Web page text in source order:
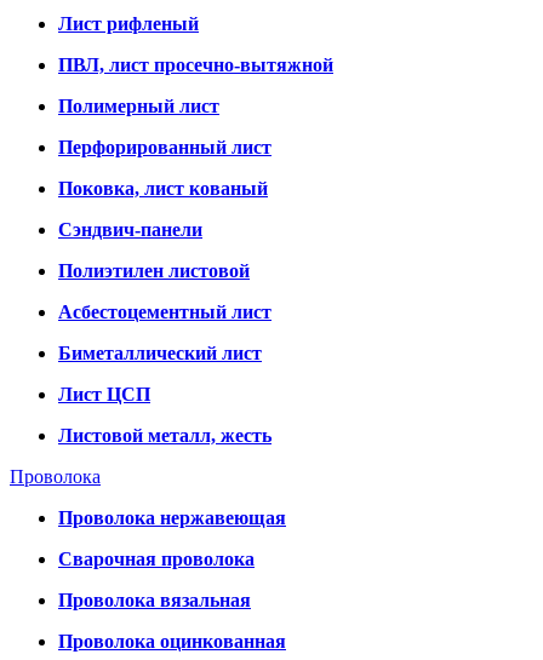
Лист рифленый
ПВЛ, лист просечно-вытяжной
Полимерный лист
Перфорированный лист
Поковка, лист кованый
Сэндвич-панели
Полиэтилен листовой
Асбестоцементный лист
Биметаллический лист
Лист ЦСП
Листовой металл, жесть
Проволока
Проволока нержавеющая
Сварочная проволока
Проволока вязальная
Проволока оцинкованная